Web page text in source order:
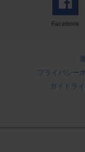
Facebook
プライバシー
ガイドラ